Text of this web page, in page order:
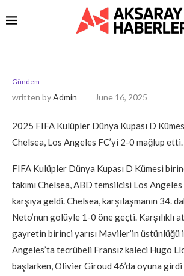
Gündem
written byAdmin June 16, 2025
2025 FIFA Kulüpler Dünya Kupası D
Chelsea, Los Angeles FC’yi 2-0 mağlup etti.
FIFA Kulüpler Dünya Kupası D Kümesi
takımı Chelsea, ABD temsilcisi Los Angeles
karşıya geldi. Chelsea, karşılaşmanın 34.
Neto’nun golüyle 1-0 öne geçti. Karşılıklı
gayretin birinci yarısı Maviler’in üstünlüğü
Angeles’ta tecrübeli Fransız kaleci Hugo
başlarken, Olivier Giroud 46’da oyuna